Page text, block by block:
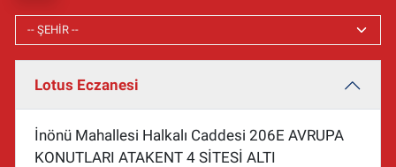
Lotus Eczanesi
İnönü Mahallesi Halkalı Caddesi 206E AVRUPA
KONUTLARI ATAKENT 4 SİTESİ ALTI